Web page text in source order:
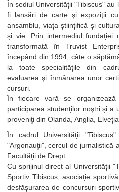
În sediul Universităţii "Tibiscus"
fi lansări de carte şi expoziţii
ansamblu, viaţa ştiinţifică şi
şi vie. Prin intermediul fundaţiei
transformată în Truvist
începând din 1994, câte o
la toate specialităţile din
evaluarea şi înmânarea unor
cursuri.
În fiecare vară se
participarea studenţilor noştri şi a
proveniţi din Olanda, Anglia, Elveţia
În cadrul Universităţii
"Argonauţii", cercul de jurnalistică
Facultăţii de Drept.
Cu sprijinul direct al Universităţii
Sportiv Tibiscus, asociaţie
desfăşurarea de concursuri